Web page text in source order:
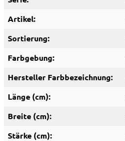
Artikel:
Sortierung:
Farbgebung:
Hersteller Farbbezeichnung:
Länge (cm):
Breite (cm):
Stärke (cm):